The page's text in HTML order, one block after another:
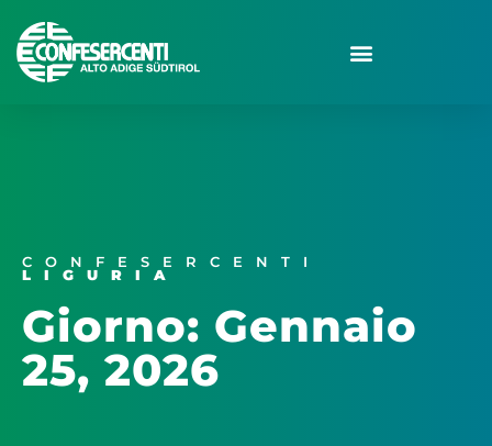
CONFESERCENTI
LIGURIA
Giorno: Gennaio
25, 2026